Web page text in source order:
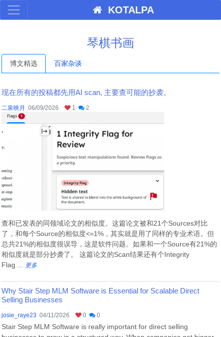
KOTALPA
琴棋书画
博文精选 百家杂谈
现在所有的投稿都先用AI scan, 主要查可能的抄袭。
二泉映月 06/09/2026 1 2
查和已发表的同领域论文的相似度。这篇论文被和21个Sources对比
了，和每个Source的相似度<=1%，其实就是用了同样的专业术语。但
总共21%的相似度很误导，这是软件问题。如果和一个Source有21%的
相似度就是部分抄袭了。 这篇论文的Scan结果还有个Integrity
Flag ...
更多
Why Stair Step MLM Software is Essential for Scalable Direct
Selling Businesses
josie_raye23 04/11/2026 0 0
Stair Step MLM Software is really important for direct selling